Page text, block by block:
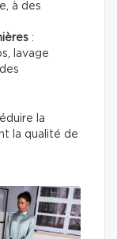
à des
:
lavage
la
la qualité de